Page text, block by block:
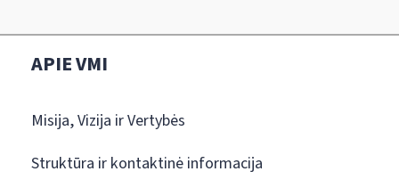
APIE VMI
Misija, Vizija ir Vertybės
Struktūra ir kontaktinė informacija